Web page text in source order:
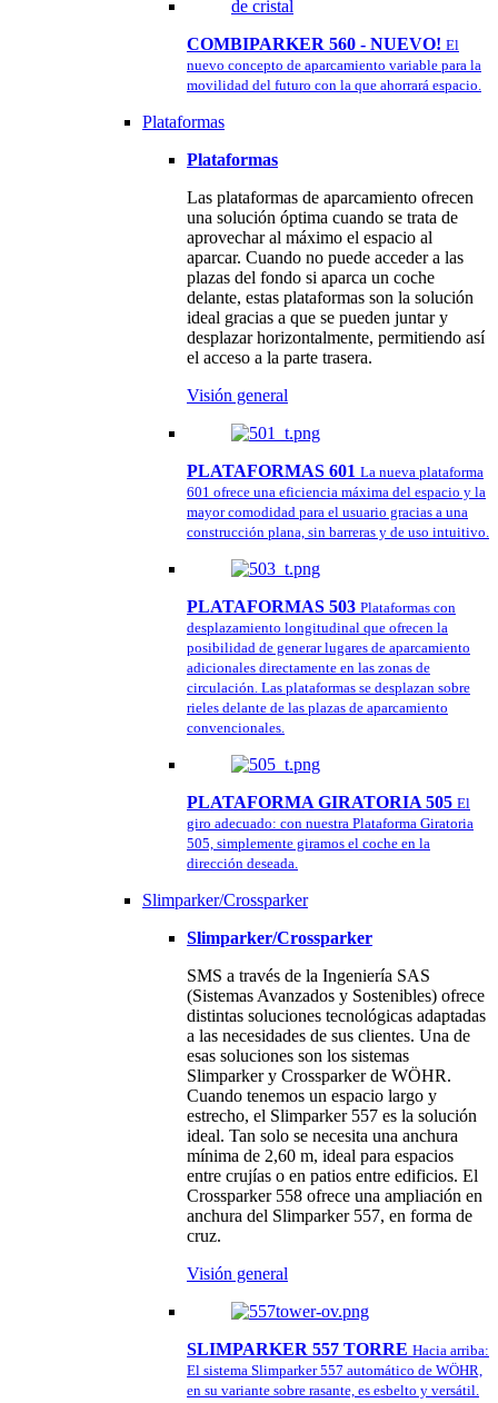
COMBIPARKER 560 - NUEVO! El
nuevo concepto de aparcamiento variable para la
movilidad del futuro con la que ahorrará espacio.
Plataformas
Plataformas
Las plataformas de aparcamiento ofrecen
una solución óptima cuando se trata de
aprovechar al máximo el espacio al
aparcar. Cuando no puede acceder a las
plazas del fondo si aparca un coche
delante, estas plataformas son la solución
ideal gracias a que se pueden juntar y
desplazar horizontalmente, permitiendo así
el acceso a la parte trasera.
Visión general
PLATAFORMAS 601 La nueva plataforma
601 ofrece una eficiencia máxima del espacio y la
mayor comodidad para el usuario gracias a una
construcción plana, sin barreras y de uso intuitivo.
PLATAFORMAS 503 Plataformas con
desplazamiento longitudinal que ofrecen la
posibilidad de generar lugares de aparcamiento
adicionales directamente en las zonas de
circulación. Las plataformas se desplazan sobre
rieles delante de las plazas de aparcamiento
convencionales.
PLATAFORMA GIRATORIA 505 El
giro adecuado: con nuestra Plataforma Giratoria
505, simplemente giramos el coche en la
dirección deseada.
Slimparker/Crossparker
Slimparker/Crossparker
SMS a través de la Ingeniería SAS
(Sistemas Avanzados y Sostenibles) ofrece
distintas soluciones tecnológicas adaptadas
a las necesidades de sus clientes. Una de
esas soluciones son los sistemas
Slimparker y Crossparker de WÖHR.
Cuando tenemos un espacio largo y
estrecho, el Slimparker 557 es la solución
ideal. Tan solo se necesita una anchura
mínima de 2,60 m, ideal para espacios
entre crujías o en patios entre edificios. El
Crossparker 558 ofrece una ampliación en
anchura del Slimparker 557, en forma de
cruz.
Visión general
SLIMPARKER 557 TORRE Hacia arriba:
El sistema Slimparker 557 automático de WÖHR,
en su variante sobre rasante, es esbelto y versátil.